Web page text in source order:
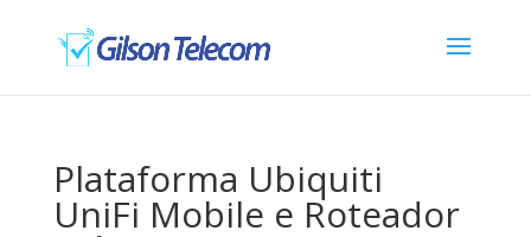
Plataforma Ubiquiti
UniFi Mobile e Roteador